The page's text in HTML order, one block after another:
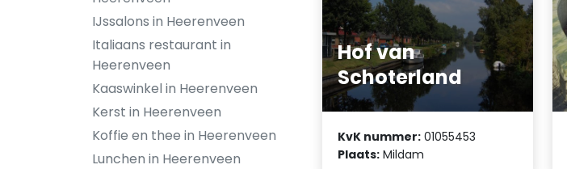
IJssalons in Heerenveen
Italiaans restaurant in
Heerenveen
Kaaswinkel in Heerenveen
Kerst in Heerenveen
Koffie en thee in Heerenveen
Lunchen in Heerenveen
Hof van
Schoterland
KvK nummer: 01055453
Plaats: Mildam